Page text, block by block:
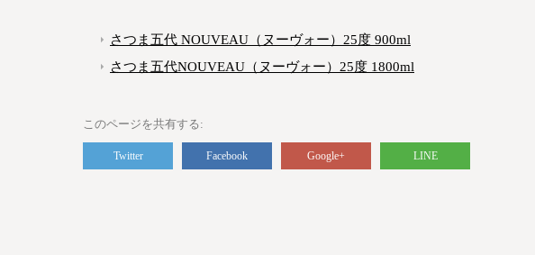
さつま五代 NOUVEAU（ヌーヴォー）25度 900ml
さつま五代NOUVEAU（ヌーヴォー）25度 1800ml
このページを共有する
Twitter Facebook Google+ LINE